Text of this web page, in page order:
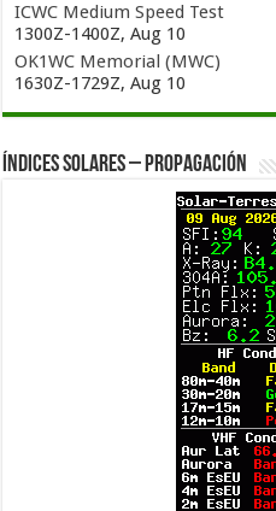
ICWC Medium Speed Test
1300Z-1400Z, Aug 10
OK1WC Memorial (MWC)
1630Z-1729Z, Aug 10
Índices solares – Propagación